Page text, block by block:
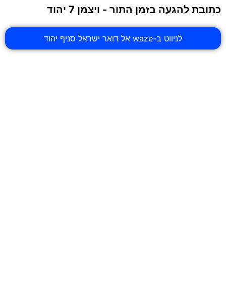
כתובת להגעה בזמן התור - ויצמן 7 יהוד
לניווט ב-waze אל דואר ישראל סניף יהוד